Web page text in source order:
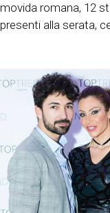
movida romana, 12
presenti alla serata,